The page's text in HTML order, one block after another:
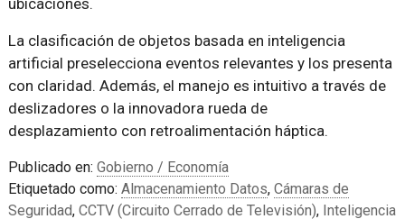
La clasificación de objetos basada en inteligencia
artificial preselecciona eventos relevantes y los presenta
con claridad. Además, el manejo es intuitivo a través de
deslizadores o la innovadora rueda de
desplazamiento con retroalimentación háptica.
Publicado en: Gobierno / Economía
Etiquetado como: Almacenamiento Datos, Cámaras de
Seguridad, CCTV (Circuito Cerrado de Televisión), Inteligencia